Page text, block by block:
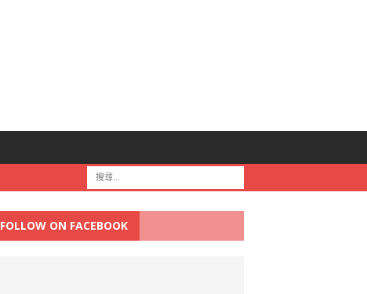
FOLLOW ON FACEBOOK